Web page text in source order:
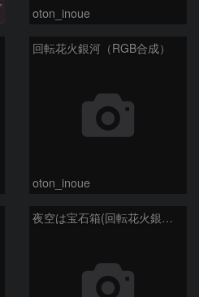
oton_inoue
回転花火銀河（RGB合成）
oton_inoue
夜空は宝石箱(回転花火銀河 M101) Seestar50